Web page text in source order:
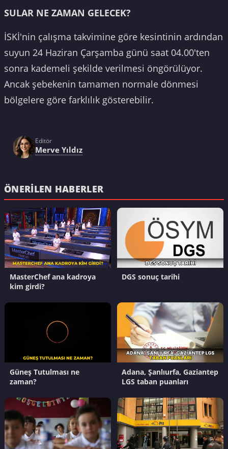
SULAR NE ZAMAN GELECEK?
İSKİ'nin çalışma takvimine göre kesintinin ardından
suyun 24 Haziran Çarşamba günü saat 04.00'ten
sonra kademeli şekilde verilmesi öngörülüyor.
Ancak şebekenin tamamen normale dönmesi
bölgelere göre farklılık gösterebilir.
Editör
Merve Yıldız
ÖNERILEN HABERLER
MasterChef ana kadroya
kim girdi?
DGS sonuç tarihi
Güneş Tutulması ne
zaman?
Adana, Şanlıurfa, Gaziantep
LGS taban puanları